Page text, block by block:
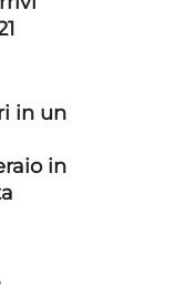
in un
in